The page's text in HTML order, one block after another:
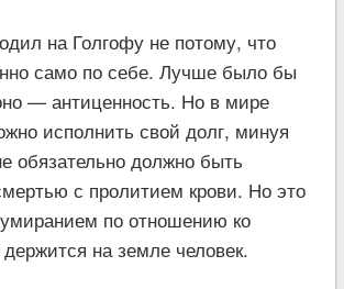
на Голгофу не потому, что
само по себе. Лучше было бы
— антиценность. Но в мире
исполнить свой долг, минуя
обязательно должно быть
с пролитием крови. Но это
по отношению ко
на земле человек.